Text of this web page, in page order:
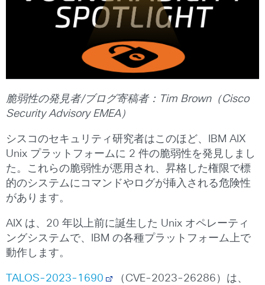
脆弱性の発見者/ブログ寄稿者： Tim Brown（Cisco
Security Advisory EMEA）
シスコのセキュリティ研究者はこのほど、IBM AIX
Unix プラットフォームに 2 件の脆弱性を発見しまし
た。これらの脆弱性が悪用され、昇格した権限で標
的のシステムにコマンドやログが挿入される危険性
があります。
AIX は、20 年以上前に誕生した Unix オペレーティ
ングシステムで、IBM の各種プラットフォーム上で
動作します。
TALOS-2023-1690
（CVE-2023-26286）は、